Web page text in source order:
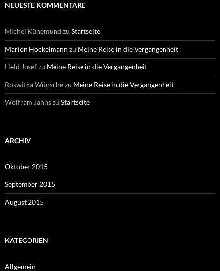
NEUESTE KOMMENTARE
Michel Künemund zu Startseite
Marion Höckelmann zu Meine Reise in die Vergangenheit
Held Josefzu Meine Reise in die Vergangenheit
Roswitha Wünschezu Meine Reise in die Vergangenheit
Wolfram Jahnszu Startseite
ARCHIV
Oktober 2015
September 2015
August 2015
KATEGORIEN
Allgemein